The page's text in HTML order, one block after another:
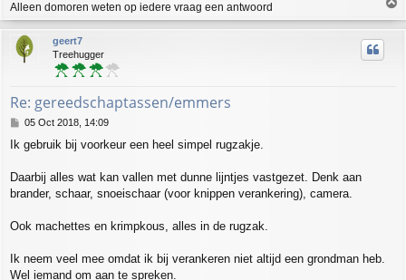
Alleen domoren weten op iedere vraag een antwoord
o
p
geert7
Treehugger
Re: gereedschaptassen/emmers
P
s
05 Oct 2018, 14:09
Ik gebruik bij voorkeur een heel simpel rugzakje.
Daarbij alles wat kan vallen met dunne lijntjes vastgezet. Denk aan
brander, schaar, snoeischaar (voor knippen verankering), camera.
Ook machettes en krimpkous, alles in de rugzak.
Ik neem veel mee omdat ik bij verankeren niet altijd een grondman heb.
Wel iemand om aan te spreken.